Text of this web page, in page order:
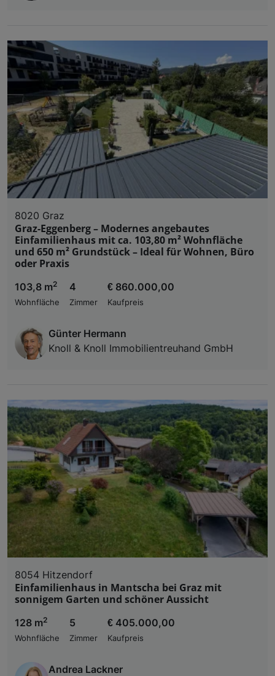
8020 Graz
Graz-Eggenberg – Modernes angebautes
Einfamilienhaus mit ca. 103,80 m² Wohnfläche
und 650 m² Grundstück – Ideal für Wohnen, Büro
oder Praxis
103,8 m2
Wohnfläche
4
Zimmer
€ 860.000,00
Kaufpreis
Günter Hermann
Knoll & Knoll Immobilientreuhand GmbH
8054 Hitzendorf
Einfamilienhaus in Mantscha bei Graz mit
sonnigem Garten und schöner Aussicht
128 m2
Wohnfläche
5
Zimmer
€ 405.000,00
Kaufpreis
Andrea Lackner